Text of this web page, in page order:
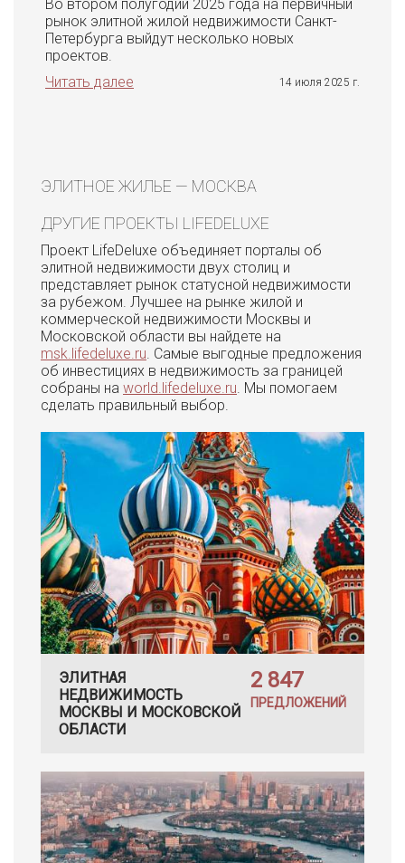
Во втором полугодии 2025 года на первичный
рынок элитной жилой недвижимости Санкт-
Петербурга выйдут несколько новых
проектов.
Читать далее
14 июля 2025 г.
ЭЛИТНОЕ ЖИЛЬЕ — МОСКВА
ДРУГИЕ ПРОЕКТЫ LIFEDELUXE
Проект LifeDeluxe объединяет порталы об
элитной недвижимости двух столиц и
представляет рынок статусной недвижимости
за рубежом. Лучшее на рынке жилой и
коммерческой недвижимости Москвы и
Московской области вы найдете на
msk.lifedeluxe.ru. Самые выгодные предложения
об инвестициях в недвижимость за границей
собраны на world.lifedeluxe.ru. Мы помогаем
сделать правильный выбор.
ЭЛИТНАЯ
НЕДВИЖИМОСТЬ
МОСКВЫ И МОСКОВСКОЙ
ОБЛАСТИ
2 847
ПРЕДЛОЖЕНИЙ